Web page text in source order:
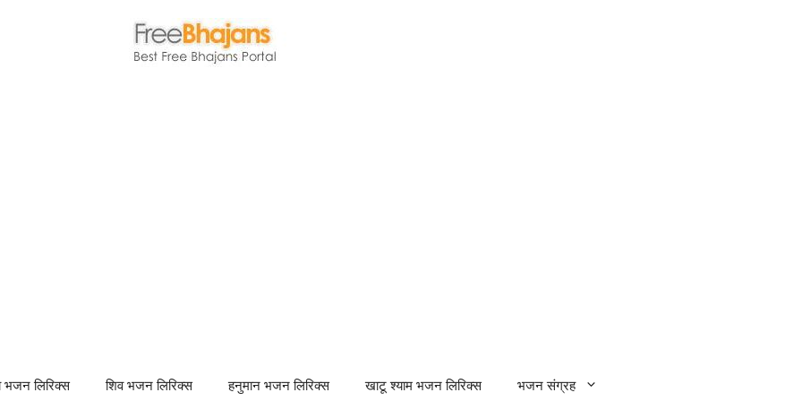
भजन लिरिक्स शिव भजन लिरिक्स हनुमान भजन लिरिक्स खाटू श्याम भजन लिरिक्स भजन संग्रह